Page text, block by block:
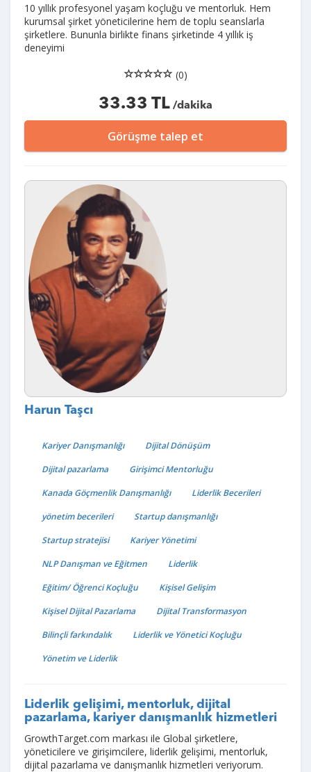
10 yıllık profesyonel yaşam koçluğu ve mentorluk. Hem
kurumsal şirket yöneticilerine hem de toplu seanslarla
şirketlere. Bununla birlikte finans şirketinde 4 yıllık iş
deneyimi
(0)
33.33 TL /dakika
Görüşme talep et
Harun Taşcı
Kariyer Danışmanlığı
Dijital Dönüşüm
Dijital pazarlama
Girişimci Mentorluğu
Kanada Göçmenlik Danışmanlığı
Liderlik Becerileri
yönetim becerileri
Startup danışmanlığı
Startup stratejisi
Kariyer Yönetimi
NLP Danışman ve Eğitmen
Liderlik
Eğitim/ Öğrenci Koçluğu
Kişisel Gelişim
Kişisel Dijital Pazarlama
Dijital Transformasyon
Bilinçli farkındalık
Liderlik ve Yönetici Koçluğu
Yönetim ve Liderlik
Liderlik gelişimi, mentorluk, dijital
pazarlama, kariyer danışmanlık hizmetleri
GrowthTarget.com markası ile Global şirketlere,
yöneticilere ve girişimcilere, liderlik gelişimi, mentorluk,
dijital pazarlama ve danışmanlık hizmetleri veriyorum.